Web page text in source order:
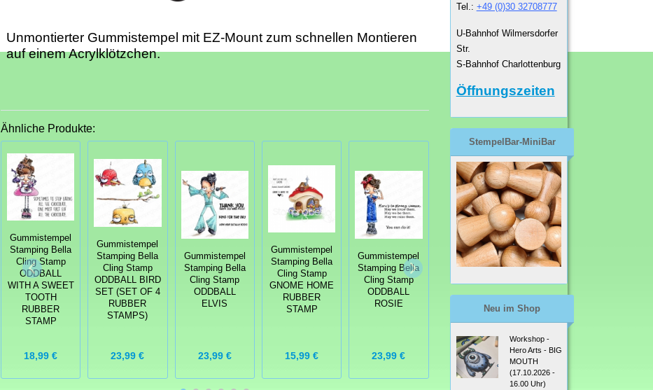
Unmontierter Gummistempel mit EZ-Mount zum schnellen Montieren
auf einem Acrylklötzchen.
Ähnliche Produkte:
Gummistempel
Stamping Bella
Cling Stamp
ODDBALL
WITH A SWEET
TOOTH
RUBBER
STAMP
18,99 €
Gummistempel
Stamping Bella
Cling Stamp
ODDBALL BIRD
SET (SET OF 4
RUBBER
STAMPS)
23,99 €
Gummistempel
Stamping Bella
Cling Stamp
ODDBALL
ELVIS
23,99 €
Gummistempel
Stamping Bella
Cling Stamp
GNOME HOME
RUBBER
STAMP
15,99 €
Gummistempel
Stamping Bella
Cling Stamp
ODDBALL
ROSIE
23,99 €
Gummistempel
Stamping Bella
Cling Stamp
DISTANCE
CHRISTMAS
SENTIMENT
SET
16,99 €
Gummistempel
Stamping Bella
GNOME YOU
DI'INT RUBBER
7,99 €
Tel.: +49 (0)30 32708777
U-Bahnhof Wilmersdorfer
Str.
S-Bahnhof Charlottenburg
Öffnungszeiten
StempelBar-MiniBar
Neu im Shop
Workshop -
Hero Arts - BIG
MOUTH
(17.10.2026 -
16.00 Uhr)